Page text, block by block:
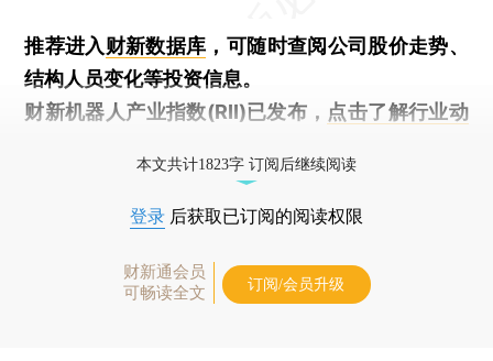
推荐进入财新数据库 ，可随时查阅公司股价走势、
结构人员变化等投资信息。
财新机器人产业指数(RII)已发布， 点击了解行业动
本文共计1823字 订阅后继续阅读
登录 后获取已订阅的阅读权限
财新通会员
可畅读全文
订阅/会员升级